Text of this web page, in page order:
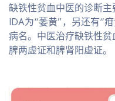
缺铁性贫血中医的诊断
IDA为“萎黄”，另还有“
病名。中医治疗缺铁性
脾两虚证和脾肾阳虚证。